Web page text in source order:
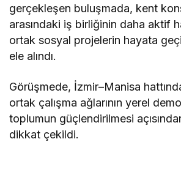
gerçekleşen buluşmada, kent
arasındaki iş birliğinin daha aktif
ortak sosyal projelerin hayata
ele alındı.
Görüşmede, İzmir–Manisa
ortak çalışma ağlarının yerel
toplumun güçlendirilmesi
dikkat çekildi.